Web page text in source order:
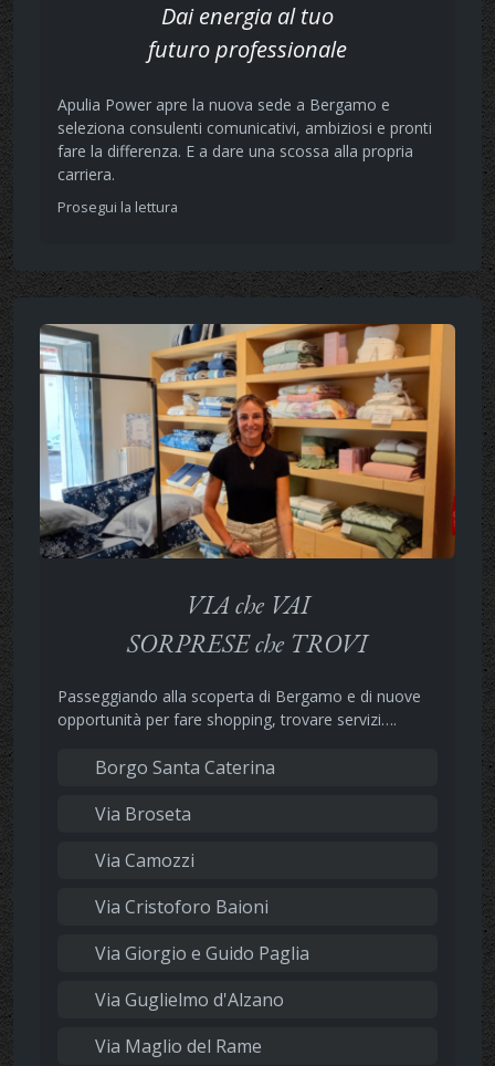
Dai energia al tuo
futuro professionale
Apulia Power apre la nuova sede a Bergamo e
seleziona consulenti comunicativi, ambiziosi e pronti
fare la differenza. E a dare una scossa alla propria
carriera.
Prosegui la lettura
VIA che VAI
SORPRESE che TROVI
Passeggiando alla scoperta di Bergamo e di nuove
opportunità per fare shopping, trovare servizi….
Borgo Santa Caterina
Via Broseta
Via Camozzi
Via Cristoforo Baioni
Via Giorgio e Guido Paglia
Via Guglielmo d'Alzano
Via Maglio del Rame